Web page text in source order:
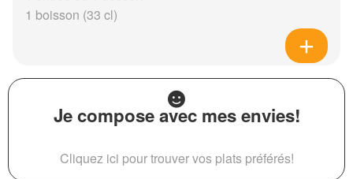
1 boisson (33 cl)
Je compose avec mes envies!
Cliquez ici pour trouver vos plats préférés!